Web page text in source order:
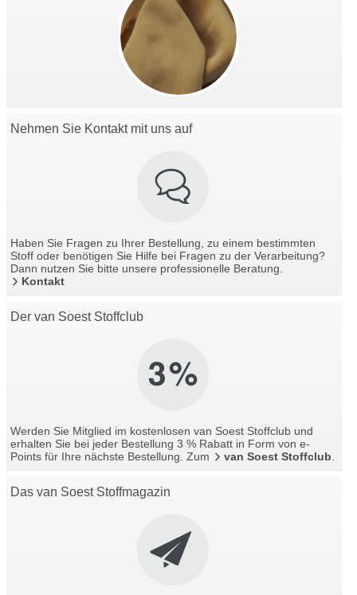
Nehmen Sie Kontakt mit uns auf
Haben Sie Fragen zu Ihrer Bestellung, zu einem bestimmten
Stoff oder benötigen Sie Hilfe bei Fragen zu der Verarbeitung?
Dann nutzen Sie bitte unsere professionelle Beratung.
Kontakt
Der van Soest Stoffclub
Werden Sie Mitglied im kostenlosen van Soest Stoffclub und
erhalten Sie bei jeder Bestellung 3 % Rabatt in Form von e-
Points für Ihre nächste Bestellung. Zum
van Soest Stoffclub
Das van Soest Stoffmagazin